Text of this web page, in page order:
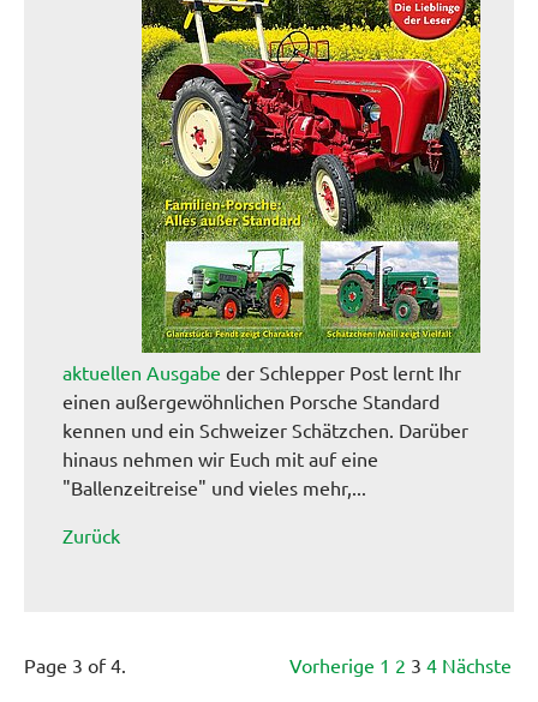
aktuellen Ausgabe der Schlepper Post lernt Ihr
einen außergewöhnlichen Porsche Standard
kennen und ein Schweizer Schätzchen. Darüber
hinaus nehmen wir Euch mit auf eine
"Ballenzeitreise" und vieles mehr,...
Zurück
Page 3 of 4. Vorherige 1 2 3 4 Nächste